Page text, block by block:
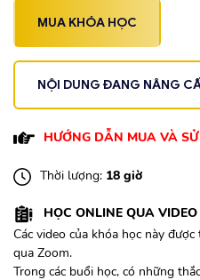
MUA KHÓA HỌC
NỘI DUNG ĐANG NÂNG
HƯỚNG DẪN MUA VÀ
Thời lượng: 18 giờ
HỌC ONLINE QUA
Các video của khóa học này
qua Zoom.
Trong các buổi học, có những